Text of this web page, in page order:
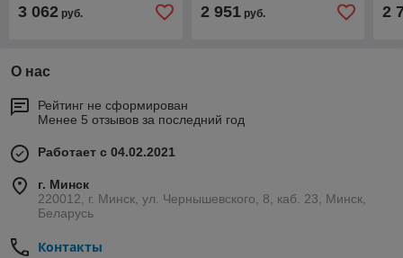
3 062 руб. 2 951руб. 2
О нас
Рейтинг не сформирован
Менее 5 отзывов за последний год
Работает с 04.02.2021
г. Минск
220012, г. Минск, ул. Чернышевского, 8, каб. 23, Минск,
Беларусь
Контакты